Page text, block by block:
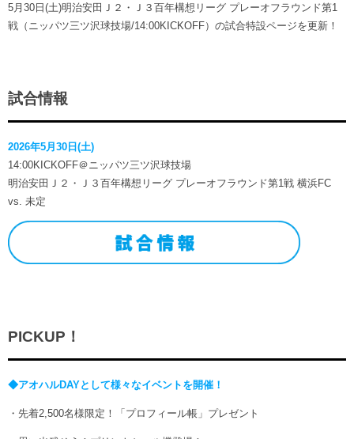
チアスクール
5月30日(土)明治安田Ｊ２・Ｊ３百年構想リーグ プレーオフラウンド第1
戦（ニッパツ三ツ沢球技場/14:00KICKOFF）の試合特設ページを更新！
試合情報
2026年5月30日(土)
14:00KICKOFF＠ニッパツ三ツ沢球技場
明治安田Ｊ２・Ｊ３百年構想リーグ プレーオフラウンド第1戦 横浜FC
vs. 未定
PICKUP！
◆アオハルDAYとして様々なイベントを開催！
・先着2,500名様限定！「プロフィール帳」プレゼント